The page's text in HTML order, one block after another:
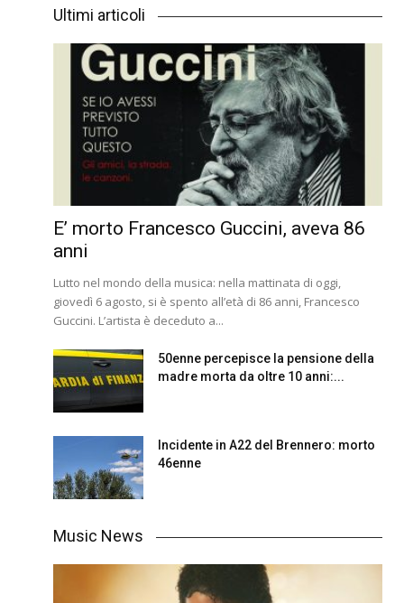
Ultimi articoli
E’ morto Francesco Guccini, aveva 86
anni
Lutto nel mondo della musica: nella mattinata di oggi,
giovedì 6 agosto, si è spento all’età di 86 anni, Francesco
Guccini. L’artista è deceduto a...
50enne percepisce la pensione della
madre morta da oltre 10 anni:...
Incidente in A22 del Brennero: morto
46enne
Music News